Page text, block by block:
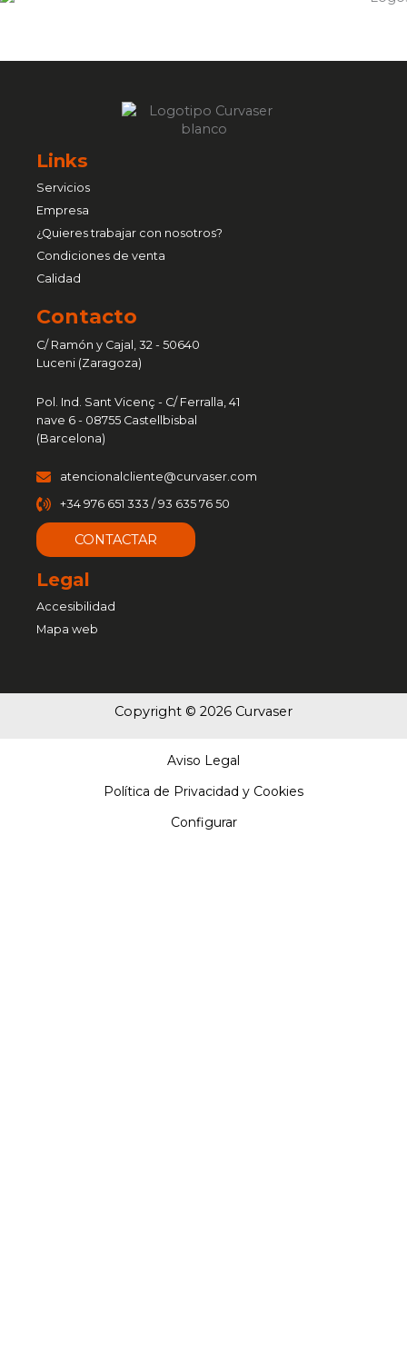
Links
Servicios
Empresa
¿Quieres trabajar con nosotros?
Condiciones de venta
Calidad
Contacto
C/ Ramón y Cajal, 32 - 50640
Luceni (Zaragoza)
Pol. Ind. Sant Vicenç - C/ Ferralla, 41
nave 6 - 08755 Castellbisbal
(Barcelona)
atencionalcliente@curvaser.com
+34 976 651 333 / 93 635 76 50
CONTACTAR
Legal
Accesibilidad
Mapa web
Copyright © 2026 Curvaser
Aviso Legal
Política de Privacidad y Cookies
Configurar